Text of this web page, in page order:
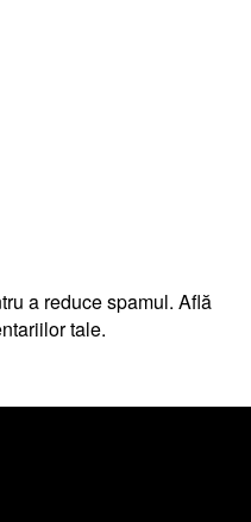
a reduce spamul. Află
tale.